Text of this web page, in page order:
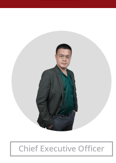
Chief Executive Officer